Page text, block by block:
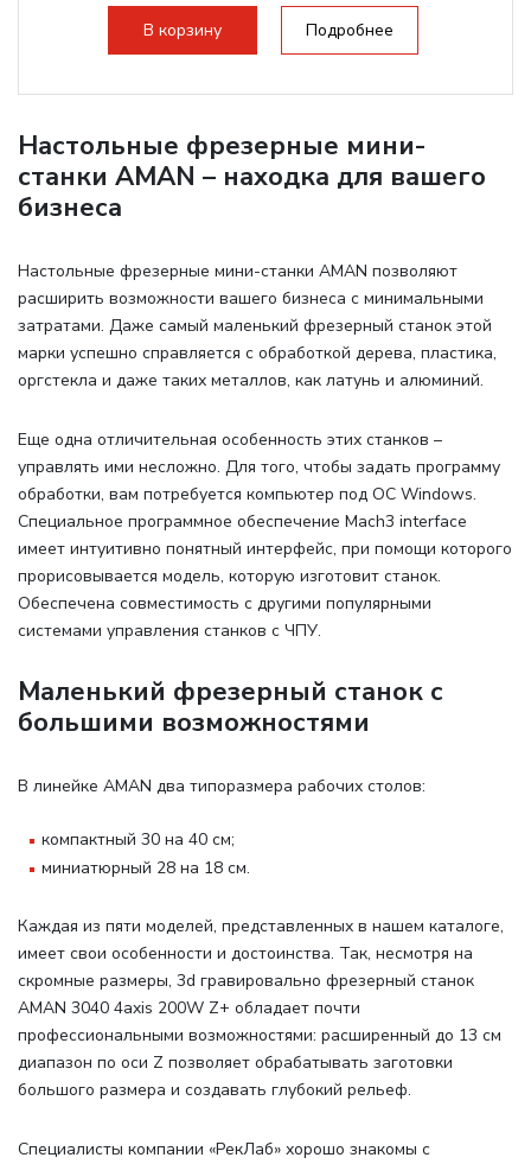
стандартно:Т-слот
Цанговый патрон:ER20
В корзину Подробнее
Настольные фрезерные мини-
станки AMAN – находка для вашего
бизнеса
Настольные фрезерные мини-станки AMAN позволяют
расширить возможности вашего бизнеса с минимальными
затратами. Даже самый маленький фрезерный станок этой
марки успешно справляется с обработкой дерева, пластика,
оргстекла и даже таких металлов, как латунь и алюминий.
Еще одна отличительная особенность этих станков –
управлять ими несложно. Для того, чтобы задать программу
обработки, вам потребуется компьютер под ОС Windows.
Специальное программное обеспечение Mach3 interface
имеет интуитивно понятный интерфейс, при помощи которого
прорисовывается модель, которую изготовит станок.
Обеспечена совместимость с другими популярными
системами управления станков с ЧПУ.
Маленький фрезерный станок с
большими возможностями
В линейке AMAN два типоразмера рабочих столов:
компактный 30 на 40 см;
миниатюрный 28 на 18 см.
Каждая из пяти моделей, представленных в нашем каталоге,
имеет свои особенности и достоинства. Так, несмотря на
скромные размеры, 3d гравировально фрезерный станок
AMAN 3040 4axis 200W Z+ обладает почти
профессиональными возможностями: расширенный до 13 см
диапазон по оси Z позволяет обрабатывать заготовки
большого размера и создавать глубокий рельеф.
Специалисты компании «РекЛаб» хорошо знакомы с